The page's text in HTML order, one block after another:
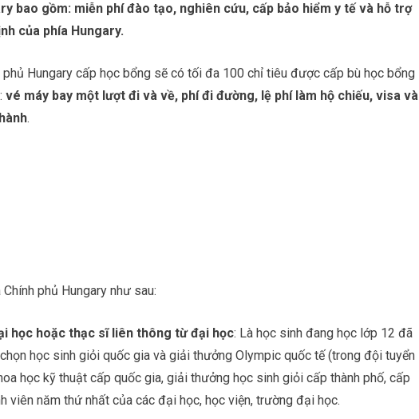
bao gồm: miễn phí đào tạo, nghiên cứu, cấp bảo hiểm y tế và hỗ trợ
của phía Hungary.
Hungary cấp học bổng sẽ có tối đa 100 chỉ tiêu được cấp bù học bổng
vé máy bay một lượt đi và về, phí đi đường, lệ phí làm hộ chiếu, visa và
.
phủ Hungary như sau:
học hoặc thạc sĩ liên thông từ đại học: Là học sinh đang học lớp 12 đã
học sinh giỏi quốc gia và giải thưởng Olympic quốc tế (trong đội tuyển
học kỹ thuật cấp quốc gia, giải thưởng học sinh giỏi cấp thành phố, cấp
viên năm thứ nhất của các đại học, học viện, trường đại học.